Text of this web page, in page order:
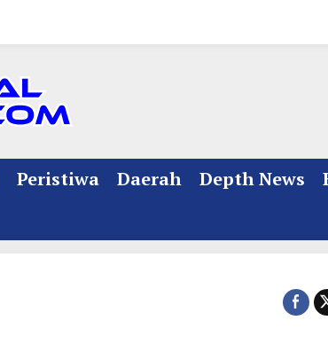
Peristiwa Daerah Depth News